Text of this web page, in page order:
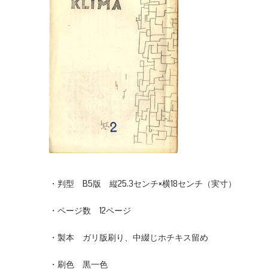
・判型 B5版 縦25.3センチ×横18センチ（実寸）
・ページ数 12ページ
・製本 ガリ版刷り、中綴じホチキス留め
・刷色 黒一色